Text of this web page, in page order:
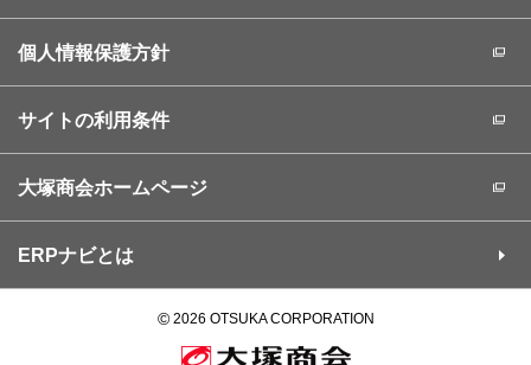
個人情報保護方針
サイトの利用条件
大塚商会ホームページ
ERPナビとは
©2026 OTSUKA CORPORATION